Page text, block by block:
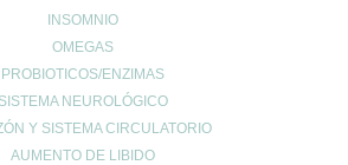
INSOMNIO
OMEGAS
PROBIOTICOS/ENZIMAS
SISTEMA NEUROLÓGICO
Y SISTEMA CIRCULATORIO
AUMENTO DE LIBIDO
UBICACIÓN
Puerto de Sagunto - Valencia